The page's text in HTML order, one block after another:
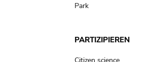
Park
PARTIZIPIEREN